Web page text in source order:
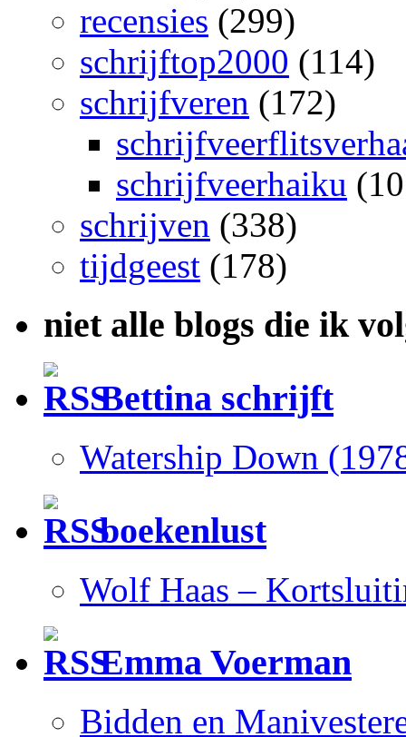
recensies (299)
schrijftop2000 (114)
schrijfveren (172)
schrijfveerhaiku
schrijven (338)
tijdgeest (178)
niet alle blogs die ik
Bettina schrijft
Watership Down
boekenlust
Wolf Haas –
Emma Voerman
Bidden en